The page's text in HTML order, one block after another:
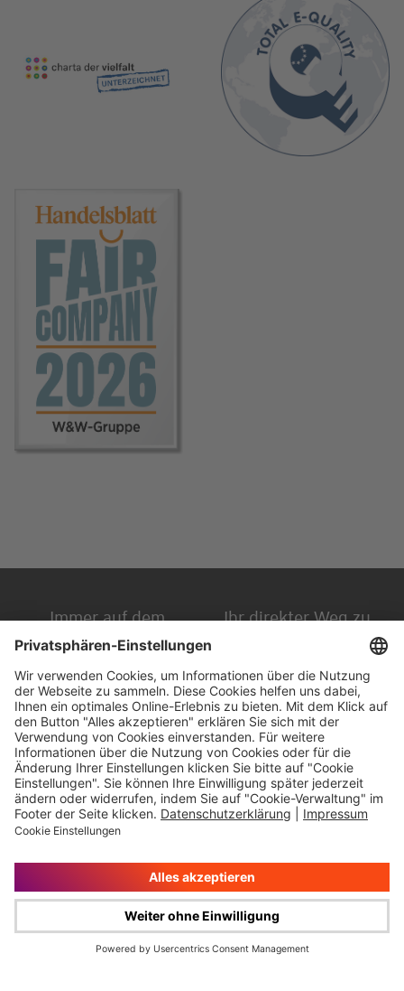
Immer auf dem
Laufenden
Finanzkalender
IR-Newsletter
Ihr direkter Weg zu
Karriere